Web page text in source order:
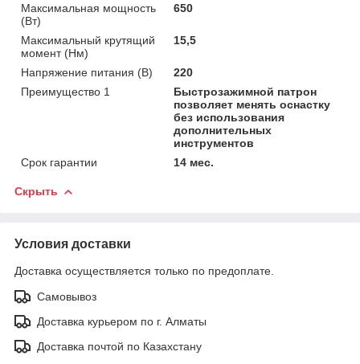
Максимальная мощность
(Вт)
650
Максимальный крутящий
момент (Нм)
15,5
Напряжение питания (В)
220
Преимущество 1
Быстрозажимной патрон
позволяет менять оснастку
без использования
дополнительных
инструментов
Срок гарантии
14 мес.
Скрыть
Условия доставки
Доставка осуществляется только по предоплате.
Самовывоз
Доставка курьером по г. Алматы
Доставка почтой по Казахстану